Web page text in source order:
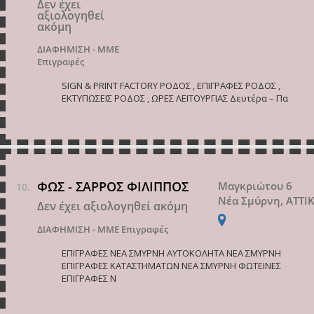
Δεν έχει
αξιολογηθεί
ακόμη
ΔΙΑΦΗΜΙΣΗ - ΜΜΕ
Επιγραφές
SIGN & PRINT FACTORY ΡΟΔΟΣ , ΕΠΙΓΡΑΦΕΣ ΡΟΔΟΣ ,
ΕΚΤΥΠΩΣΕΙΣ ΡΟΔΟΣ , ΩΡΕΣ ΛΕΙΤΟΥΡΓΙΑΣ Δευτέρα – Πα
ΦΩΣ - ΣΑΡΡΟΣ ΦΙΛΙΠΠΟΣ
Δεν έχει αξιολογηθεί ακόμη
ΔΙΑΦΗΜΙΣΗ - ΜΜΕ Επιγραφές
Μαγκριώτου 6
Νέα Σμύρνη,
ΕΠΙΓΡΑΦΕΣ ΝΕΑ ΣΜΥΡΝΗ ΑΥΤΟΚΟΛΗΤΑ ΝΕΑ ΣΜΥΡΝΗ
ΕΠΙΓΡΑΦΕΣ ΚΑΤΑΣΤΗΜΑΤΩΝ ΝΕΑ ΣΜΥΡΝΗ ΦΩΤΕΙΝΕΣ
ΕΠΙΓΡΑΦΕΣ Ν